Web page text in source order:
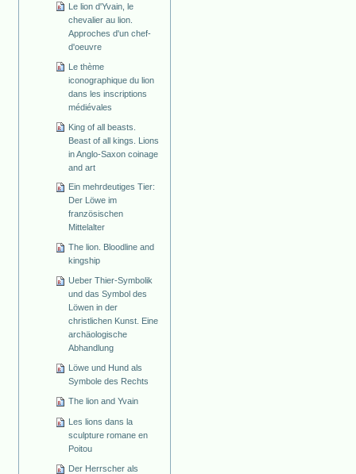
Le lion d'Yvain, le
chevalier au lion.
Approches d'un chef-
d'oeuvre
Le thème
iconographique du lion
dans les inscriptions
médiévales
King of all beasts.
Beast of all kings. Lions
in Anglo-Saxon coinage
and art
Ein mehrdeutiges Tier:
Der Löwe im
französischen
Mittelalter
The lion. Bloodline and
kingship
Ueber Thier-Symbolik
und das Symbol des
Löwen in der
christlichen Kunst. Eine
archäologische
Abhandlung
Löwe und Hund als
Symbole des Rechts
The lion and Yvain
Les lions dans la
sculpture romane en
Poitou
Der Herrscher als